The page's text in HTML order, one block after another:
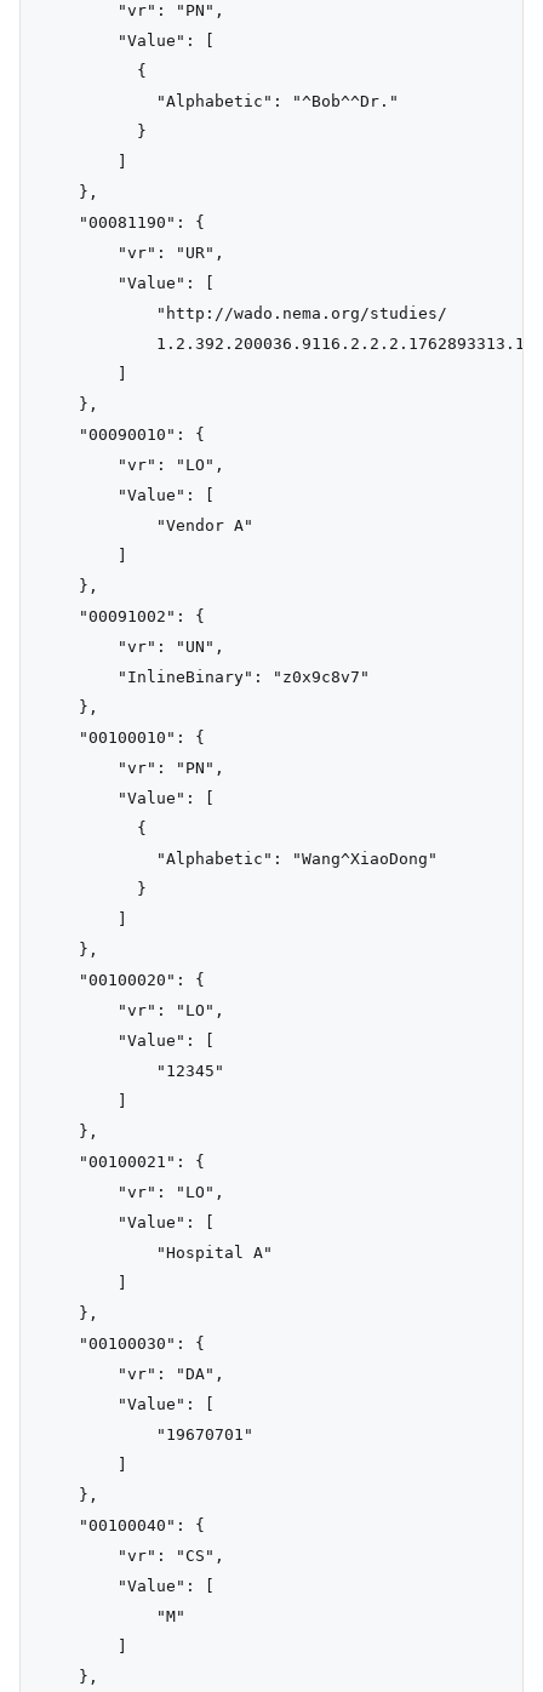
        "vr": "PN",
        "Value": [
          {
            "Alphabetic": "^Bob^^Dr."
          }
    },
    "00081190": {
        "vr": "UR",
        "Value": [
            "http://wado.nema.org/studies/
    },
    "00090010": {
        "vr": "LO",
        "Value": [
            "Vendor A"
    },
    "00091002": {
        "vr": "UN",
        "InlineBinary": "z0x9c8v7"
    },
    "00100010": {
        "vr": "PN",
        "Value": [
          {
            "Alphabetic": "Wang^XiaoDong"
          }
    },
    "00100020": {
        "vr": "LO",
        "Value": [
            "12345"
    },
    "00100021": {
        "vr": "LO",
        "Value": [
            "Hospital A"
    },
    "00100030": {
        "vr": "DA",
        "Value": [
            "19670701"
    },
    "00100040": {
        "vr": "CS",
        "Value": [
            "M"
    },